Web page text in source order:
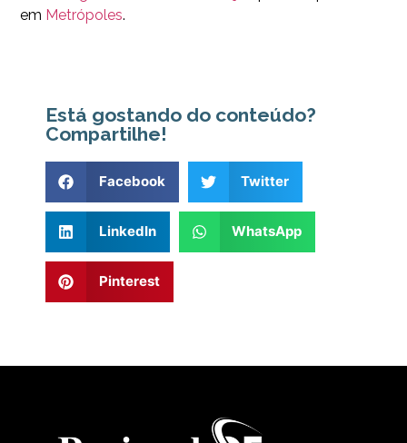
em Metrópoles.
Está gostando do conteúdo?
Compartilhe!
Facebook Twitter
LinkedIn WhatsApp
Pinterest